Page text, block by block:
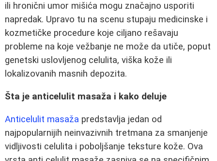
ili hronični umor mišića mogu značajno usporiti
napredak. Upravo tu na scenu stupaju medicinske i
kozmetičke procedure koje ciljano rešavaju
probleme na koje vežbanje ne može da utiče, poput
genetski uslovljenog celulita, viška kože ili
lokalizovanih masnih depozita.
Šta je anticelulit masaža i kako deluje
Anticelulit masaža predstavlja jedan od
najpopularnijih neinvazivnih tretmana za smanjenje
vidljivosti celulita i poboljšanje teksture kože. Ova